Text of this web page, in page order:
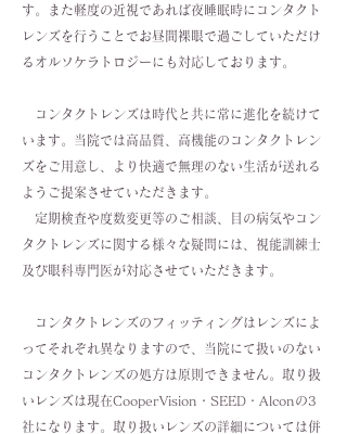
す。また軽度の近視であれば夜睡眠時にコンタクト
レンズを行うことでお昼間裸眼で過ごしていただけ
るオルソケラトロジーにも対応しております。
コンタクトレンズは時代と共に常に進化を続けて
います。当院では高品質、高機能のコンタクトレン
ズをご用意し、より快適で無理のない生活が送れる
ようご提案させていただきます。
定期検査や度数変更等のご相談、目の病気やコン
タクトレンズに関する様々な疑問には、視能訓練士
及び眼科専門医が対応させていただきます。
コンタクトレンズのフィッティングはレンズによ
ってそれぞれ異なりますので、当院にて扱いのない
コンタクトレンズの処方は原則できません。取り扱
いレンズは現在CooperVision・SEED・Alconの3
社になります。取り扱いレンズの詳細については併